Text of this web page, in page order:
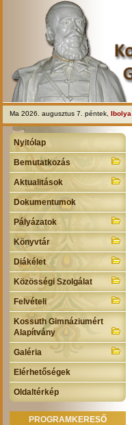
Ma 2026. augusztus 7. péntek, Ibolya
Nyitólap
Bemutatkozás
Aktualitások
Dokumentumok
Pályázatok
Könyvtár
Diákélet
Közösségi Szolgálat
Felvételi
Kossuth Gimnáziumért
Alapítvány
Galéria
Elérhetőségek
Oldaltérkép
PROGRAMKERESŐ